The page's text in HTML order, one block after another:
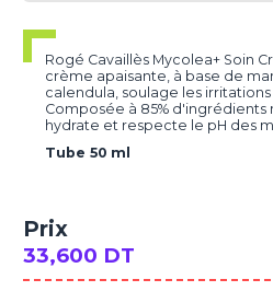
Rogé Cavaillès Mycolea+ Soin
crème apaisante, à base de
calendula, soulage les
Composée à 85% d'ingrédients
hydrate et respecte le pH des
Tube 50 ml
Prix
33,600 DT